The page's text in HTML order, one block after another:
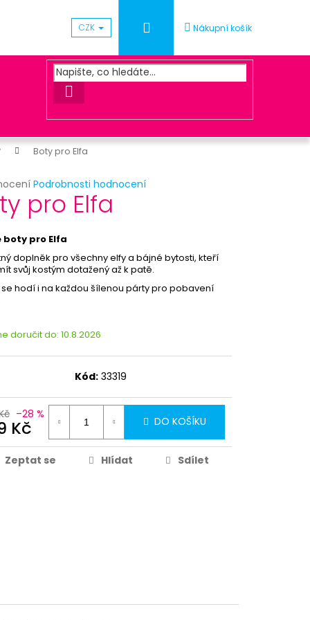
CZK PřihlášeníNákupní košík
HLEDAT
Boty pro Elfa
Podrobnosti hodnocení
pro Elfa
boty pro Elfa
doplněk pro všechny elfy a bájné bytosti, kteří
svůj kostým dotažený až k patě.
se hodí i na každou šílenou párty pro pobavení
doručit do: 10.8.2026
Kód: 33319
–28 %
Kč DO KOŠÍKU
Zeptat se Hlídat Sdílet